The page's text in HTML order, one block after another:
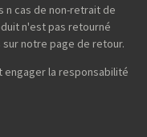
n cas de non-retrait de
n'est pas retourné
notre page de retour.
engager la responsabilité